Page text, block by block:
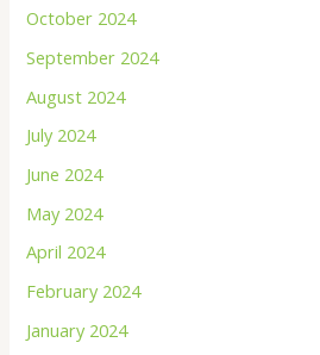
October 2024
September 2024
August 2024
July 2024
June 2024
May 2024
April 2024
February 2024
January 2024